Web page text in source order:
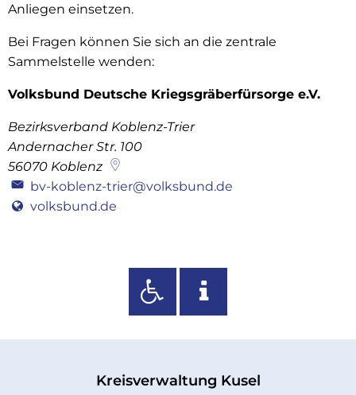
Anliegen einsetzen.
Bei Fragen können Sie sich an die zentrale
Sammelstelle wenden:
Volksbund Deutsche Kriegsgräberfürsorge e.V.
Bezirksverband Koblenz-Trier
Andernacher Str. 100
56070 Koblenz
bv-koblenz-trier@volksbund.de
volksbund.de
Kreisverwaltung Kusel